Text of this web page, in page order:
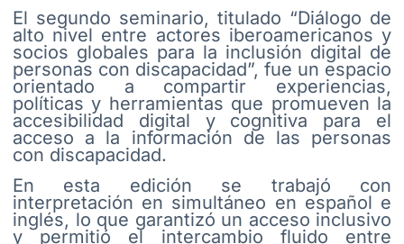
El segundo seminario, titulado “Diálogo de
alto nivel entre actores iberoamericanos y
socios globales para la inclusión digital de
personas con discapacidad”, fue un espacio
orientado a compartir experiencias,
políticas y herramientas que promueven la
accesibilidad digital y cognitiva para el
acceso a la información de las personas
con discapacidad.
En esta edición se trabajó con
interpretación en simultáneo en español e
inglés, lo que garantizó un acceso inclusivo
y permitió el intercambio fluido entre